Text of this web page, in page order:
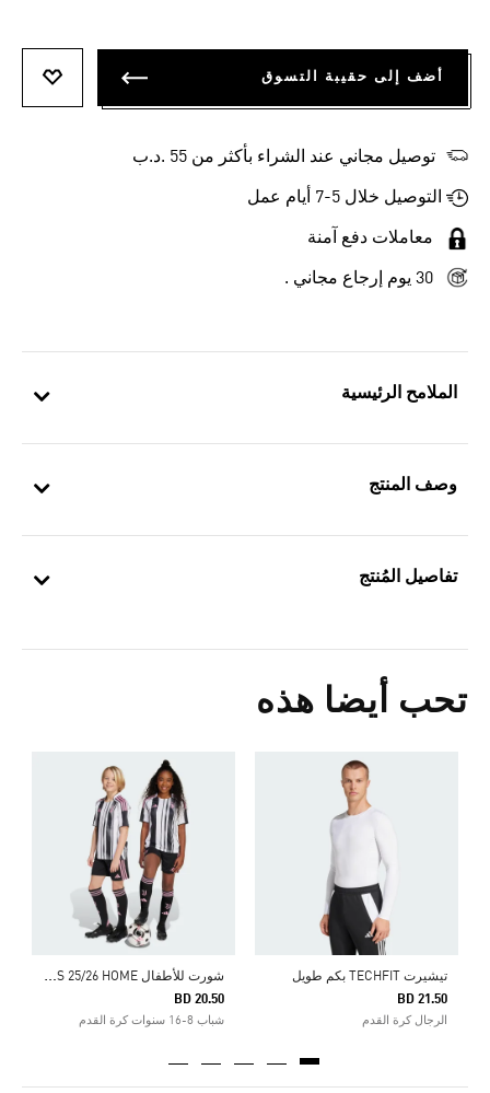
الملامح الرئيسية
وصف المنتج
تفاصيل المُنتج
تحب أيضا هذه
تيشيرت TECHFIT بكم طويل
BD 21.50
الرجال كرة القدم
ش
ورت للأطفال JUVENTUS 25/26 HOME
BD 20.50
شباب 8-16 سنوات كرة القدم
Price Reduced From
To
أضف إلى حقيبة التسوق
توصيل مجاني عند الشراء بأكثر من 55 .د.ب‎
التوصيل خلال 5-7 أيام عمل
معاملات دفع آمنة